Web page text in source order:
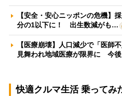
【安全・安心ニッポンの危機】
分の1以下に！ 出生数減がも…
【医療崩壊】人口減少で「医師
見舞われ地域医療が限界に 今
快適クルマ生活 乗ってみ